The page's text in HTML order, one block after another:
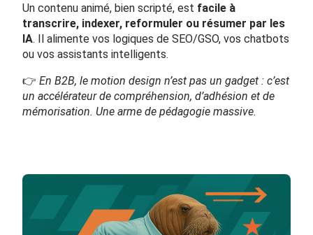
Un contenu animé, bien scripté, est facile à
transcrire, indexer, reformuler ou résumer par les
IA. Il alimente vos logiques de SEO/GSO, vos chatbots
ou vos assistants intelligents.
👉 En B2B, le motion design n’est pas un gadget : c’est
un accélérateur de compréhension, d’adhésion et de
mémorisation. Une arme de pédagogie massive.